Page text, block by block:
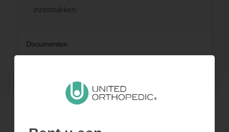
inzetstukken.
Documenten